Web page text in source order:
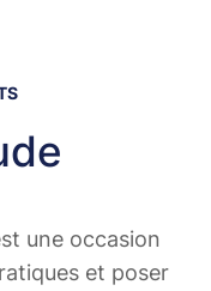
une occasion
et poser